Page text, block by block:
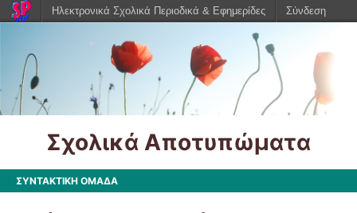
Σχολικά Αποτυπώματα
ΣΥΝΤΑΚΤΙΚΗ ΟΜΑΔΑ
Ηλεκτρονικά Σχολικά Περιοδικά & Εφημερίδες Σύνδεση